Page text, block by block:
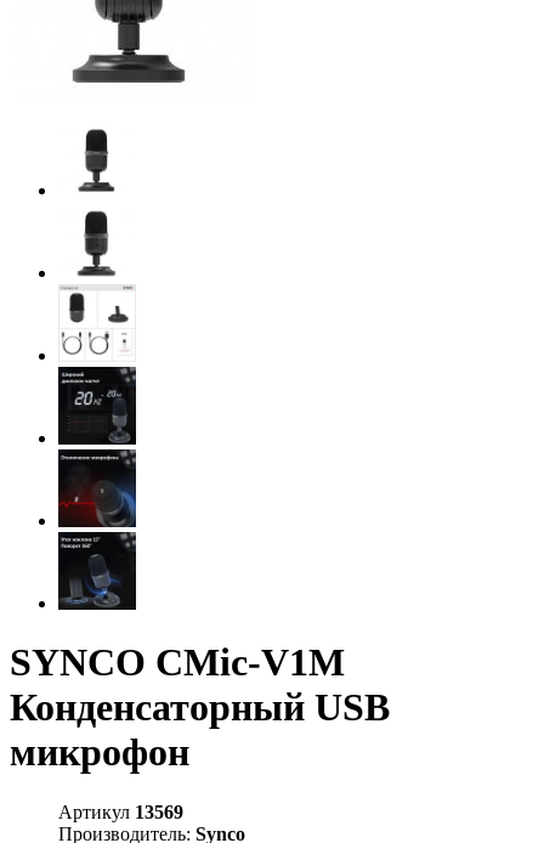
SYNCO CMic-V1M
Конденсаторный USB
микрофон
Артикул 13569
Производитель: Synco